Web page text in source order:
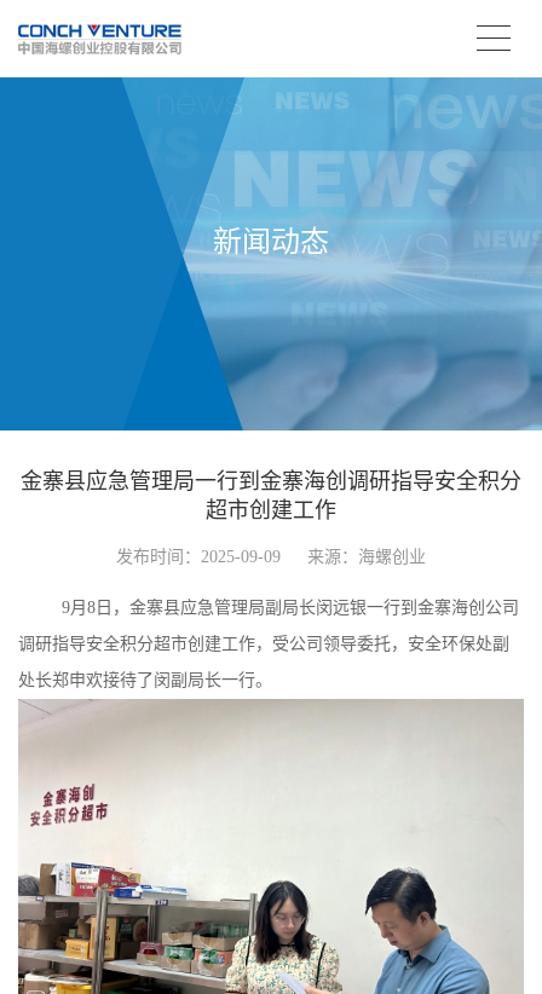
新闻动态
金寨县应急管理局一行到金寨海创调研指导安全积分
超市创建工作
发布时间：2025-09-09 来源：海螺创业
9月8日，金寨县应急管理局副局长闵远银一行到金寨海创公司
调研指导安全积分超市创建工作，受公司领导委托，安全环保处副
处长郑申欢接待了闵副局长一行。